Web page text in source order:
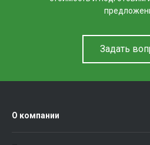
Задать
О компании